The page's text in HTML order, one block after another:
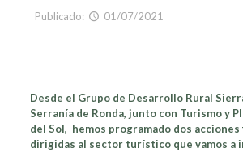
Publicado: 01/07/2021
Desde el Grupo de Desarrollo Rural
Serranía de Ronda, junto con Turismo y
del Sol, hemos programado dos
dirigidas al sector turístico que vamos a